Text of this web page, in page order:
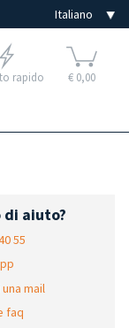
rapido € 0,00
di aiuto?
55
mail
faq